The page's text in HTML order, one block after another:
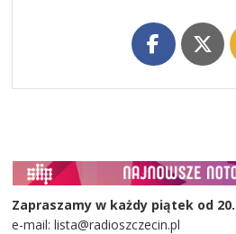
Zapraszamy w każdy piątek od
e-mail: lista@radioszczecin.pl